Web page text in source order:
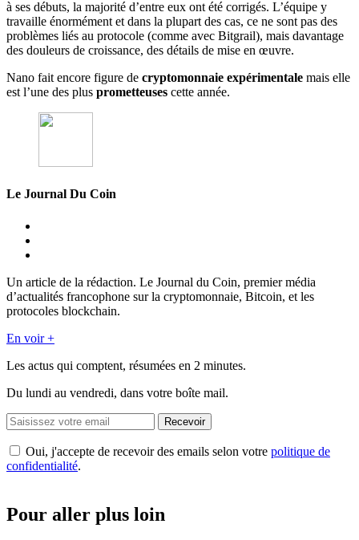
à ses débuts, la majorité d’entre eux ont été corrigés. L’équipe y
travaille énormément et dans la plupart des cas, ce ne sont pas des
problèmes liés au protocole (comme avec Bitgrail), mais davantage
des douleurs de croissance, des détails de mise en œuvre.
Nano fait encore figure de cryptomonnaie expérimentale mais elle
est l’une des plus prometteuses cette année.
Le Journal Du Coin
Un article de la rédaction. Le Journal du Coin, premier média
d’actualités francophone sur la cryptomonnaie, Bitcoin, et les
protocoles blockchain.
En voir +
Les actus qui comptent, résumées en 2 minutes.
Du lundi au vendredi, dans votre boîte mail.
Recevoir
Oui, j'accepte de recevoir des emails selon votre politique de
confidentialité.
Pour aller plus loin